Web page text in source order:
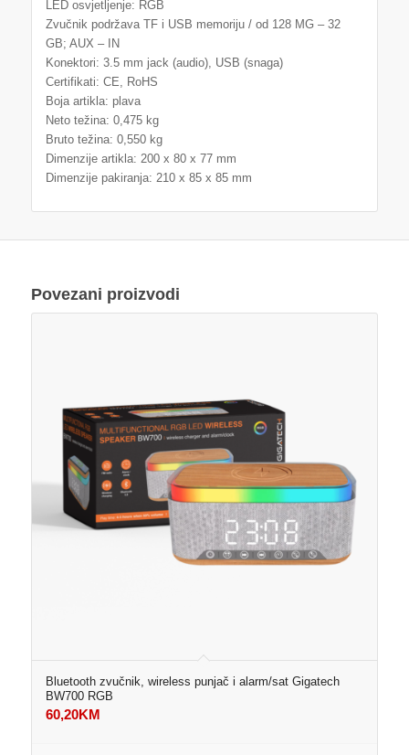
LED osvjetljenje: RGB
Zvučnik podržava TF i USB memoriju / od 128 MG – 32
GB; AUX – IN
Konektori: 3.5 mm jack (audio), USB (snaga)
Certifikati: CE, RoHS
Boja artikla: plava
Neto težina: 0,475 kg
Bruto težina: 0,550 kg
Dimenzije artikla: 200 x 80 x 77 mm
Dimenzije pakiranja: 210 x 85 x 85 mm
Povezani proizvodi
Bluetooth zvučnik, wireless punjač i alarm/sat Gigatech
BW700 RGB
60,20KM